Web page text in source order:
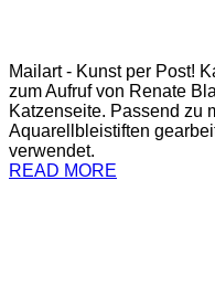
Mailart - Kunst per Post!
zum Aufruf von Renate
Katzenseite. Passend zu
Aquarellbleistiften
verwendet.
READ MORE